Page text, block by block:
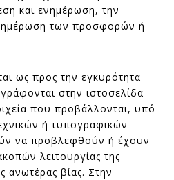
και ενημέρωση, την
των προσφορών ή
ως προς την εγκυρότητα
στην ιστοσελίδα
που προβάλλονται, υπό
ή τυπογραφικών
να προβλεφθούν ή έχουν
λειτουργίας της
ανωτέρας βίας. Στην